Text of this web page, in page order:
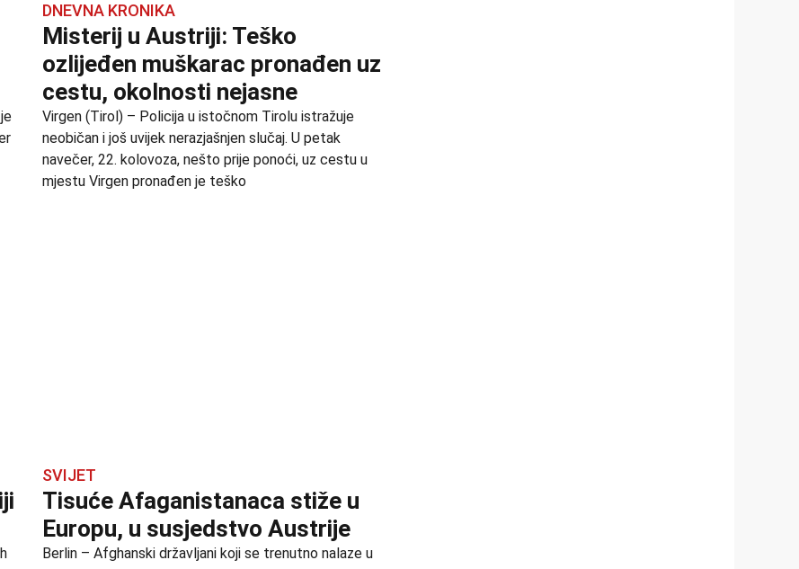
DNEVNA KRONIKA
Misterij u Austriji: Teško
ozlijeđen muškarac pronađen uz
cestu, okolnosti nejasne
Virgen (Tirol) – Policija u istočnom Tirolu istražuje
neobičan i još uvijek nerazjašnjen slučaj. U petak
navečer, 22. kolovoza, nešto prije ponoći, uz cestu u
mjestu Virgen pronađen je teško
SVIJET
Tisuće Afaganistanaca stiže u
Europu, u susjedstvo Austrije
Berlin – Afghanski državljani koji se trenutno nalaze u